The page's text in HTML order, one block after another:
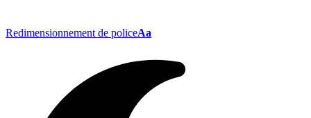
Redimensionnement de policeAa